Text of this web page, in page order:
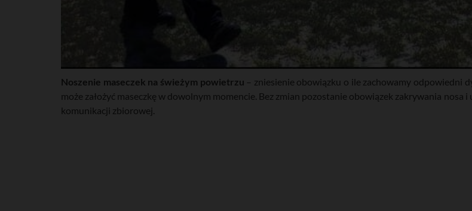
Noszenie maseczek na świeżym powietrzu – zniesienie obowiązku o ile zachowamy odpowiedni
może założyć maseczkę w dowolnym momencie. Bez zmian pozostanie obowiązek zakrywania nosa
komunikacji zbiorowej.